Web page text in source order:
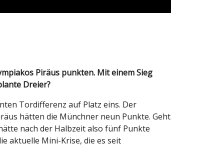
Dreier?
Tordifferenz auf Platz eins. Der
hätten die Münchner neun Punkte. Geht
nach der Halbzeit also fünf Punkte
aktuelle Mini-Krise, die es seit